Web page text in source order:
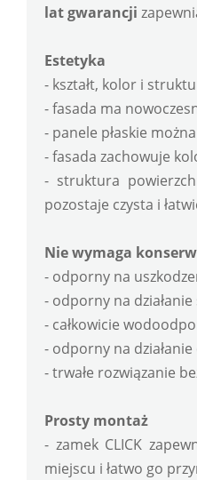
lat gwarancji
Estetyka
- kształt, kolor i
- fasada ma
- panele płaskie
- fasada zachowuje
- struktura
pozostaje czysta i
Nie wymaga
- odporny na
- odporny na
- całkowicie
- odporny na
- trwałe rozwiązanie
Prosty montaż
- zamek CLICK
miejscu i łatwo go